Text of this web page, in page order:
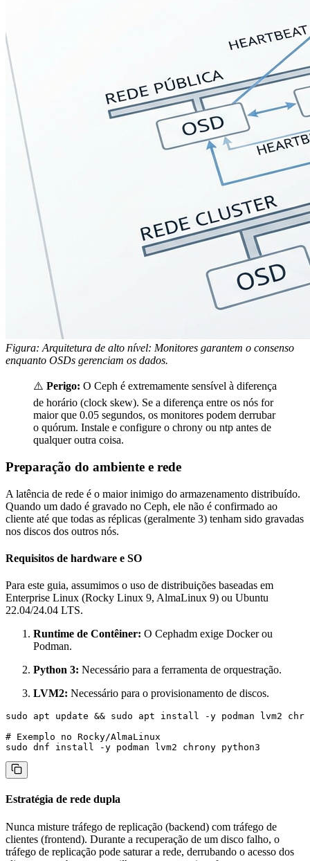
Figura: Arquitetura de alto nível: Monitores garantem o consenso
enquanto OSDs gerenciam os dados.
⚠️ Perigo: O Ceph é extremamente sensível à diferença
de horário (clock skew). Se a diferença entre os nós for
maior que 0.05 segundos, os monitores podem derrubar
o quórum. Instale e configure o chrony ou ntp antes de
qualquer outra coisa.
Preparação do ambiente e rede
A latência de rede é o maior inimigo do armazenamento distribuído.
Quando um dado é gravado no Ceph, ele não é confirmado ao
cliente até que todas as réplicas (geralmente 3) tenham sido gravadas
nos discos dos outros nós.
Requisitos de hardware e SO
Para este guia, assumimos o uso de distribuições baseadas em
Enterprise Linux (Rocky Linux 9, AlmaLinux 9) ou Ubuntu
22.04/24.04 LTS.
Runtime de Contêiner: O Cephadm exige Docker ou
Podman.
Python 3: Necessário para a ferramenta de orquestração.
LVM2: Necessário para o provisionamento de discos.
sudo apt update && sudo apt install -y podman lvm2
# Exemplo no Rocky/AlmaLinux
Estratégia de rede dupla
Nunca misture tráfego de replicação (backend) com tráfego de
clientes (frontend). Durante a recuperação de um disco falho, o
tráfego de replicação pode saturar a rede, derrubando o acesso dos